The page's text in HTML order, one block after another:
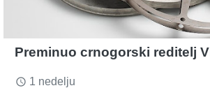
Preminuo crnogorski reditelj
access_time 1 nedelju